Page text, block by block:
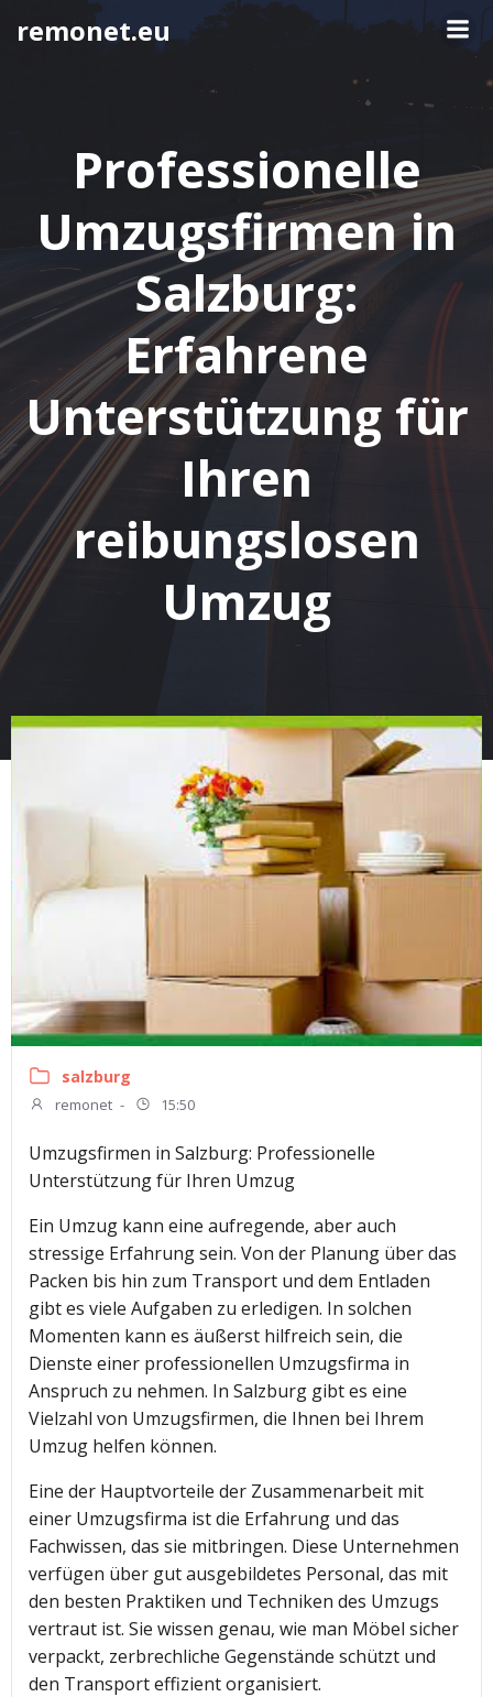
Springe
remonet.eu
Professionelle
Umzugsfirmen in
Salzburg:
Erfahrene
Unterstützung für
Ihren
reibungslosen
Umzug
salzburg
remonet - 15:50
Umzugsfirmen in Salzburg: Professionelle
Unterstützung für Ihren Umzug
Ein Umzug kann eine aufregende, aber auch
stressige Erfahrung sein. Von der Planung über das
Packen bis hin zum Transport und dem Entladen
gibt es viele Aufgaben zu erledigen. In solchen
Momenten kann es äußerst hilfreich sein, die
Dienste einer professionellen Umzugsfirma in
Anspruch zu nehmen. In Salzburg gibt es eine
Vielzahl von Umzugsfirmen, die Ihnen bei Ihrem
Umzug helfen können.
Eine der Hauptvorteile der Zusammenarbeit mit
einer Umzugsfirma ist die Erfahrung und das
Fachwissen, das sie mitbringen. Diese Unternehmen
verfügen über gut ausgebildetes Personal, das mit
den besten Praktiken und Techniken des Umzugs
vertraut ist. Sie wissen genau, wie man Möbel sicher
verpackt, zerbrechliche Gegenstände schützt und
den Transport effizient organisiert.